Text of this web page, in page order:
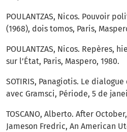
POULANTZAS, Nicos. Pouvoir
(1968), dois tomos, Paris,
POULANTZAS, Nicos. Repères,
sur l’État, Paris, Maspero, 1980.
SOTIRIS, Panagiotis. Le
avec Gramsci, Période, 5 de
TOSCANO, Alberto. After
Jameson Fredric, An American